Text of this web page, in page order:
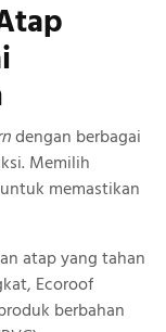
dengan berbagai
Memilih
memastikan
atap yang tahan
Ecoroof
berbahan